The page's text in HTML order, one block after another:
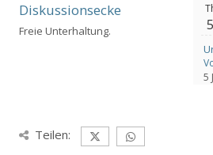
Diskussionsecke
Freie Unterhaltung. 5
5
Teilen: